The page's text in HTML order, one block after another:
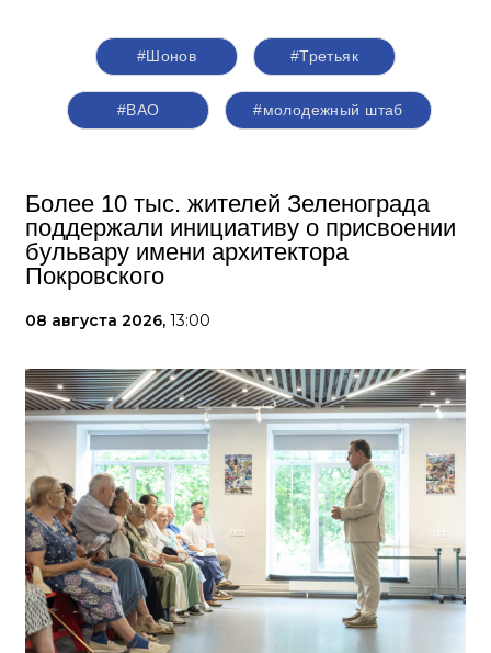
#Шонов #Третьяк
#ВАО #молодежный штаб
Более 10 тыс. жителей Зеленограда
поддержали инициативу о присвоении
бульвару имени архитектора
Покровского
08 августа 2026, 13:00